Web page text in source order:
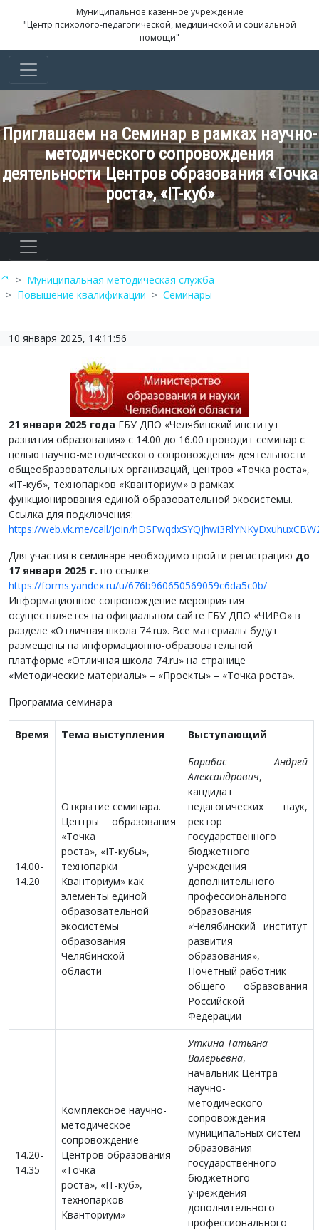
Муниципальное казённое учреждение
"Центр психолого-педагогической, медицинской и социальной
помощи"
Приглашаем на Семинар в рамках научно-
методического сопровождения
деятельности Центров образования «Точка
роста», «IT-куб»
Муниципальная методическая служба
Повышение квалификации
Семинары
10 января 2025, 14:11:56
21 января 2025 года ГБУ ДПО «Челябинский институт
развития образования» с 14.00 до 16.00 проводит семинар с
целью научно-методического сопровождения деятельности
общеобразовательных организаций, центров «Точка роста»,
«IT-куб», технопарков «Кванториум» в рамках
функционирования единой образовательной экосистемы.
Ссылка для подключения:
https://web.vk.me/call/join/
Для участия в семинаре необходимо пройти регистрацию до
17 января 2025 г. по ссылке:
https://forms.yandex.ru/u/676b960650569059c6da5c0b/
Информационное сопровождение мероприятия
осуществляется на официальном сайте ГБУ ДПО «ЧИРО» в
разделе «Отличная школа 74.ru». Все материалы будут
размещены на информационно-образовательной
платформе «Отличная школа 74.ru» на странице
«Методические материалы» – «Проекты» – «Точка роста».
Программа семинара
Время Тема выступления Выступающий
14.00-
14.20
Открытие семинара.
Центры образования
«Точка
роста», «IT-кубы»,
технопарки
Кванториум» как
элементы единой
образовательной
экосистемы
образования
Челябинской
области
Барабас Андрей
Александрович,
кандидат
педагогических наук,
ректор
государственного
бюджетного
учреждения
дополнительного
профессионального
образования
«Челябинский институт
развития
образования»,
Почетный работник
общего образования
Российской
Федерации
14.20-
14.35
Комплексное научно-
методическое
сопровождение
Центров образования
«Точка
роста», «IT-куб»,
технопарков
Кванториум»
Уткина Татьяна
Валерьевна,
начальник Центра
научно-
методического
сопровождения
муниципальных систем
образования
государственного
бюджетного
учреждения
дополнительного
профессионального